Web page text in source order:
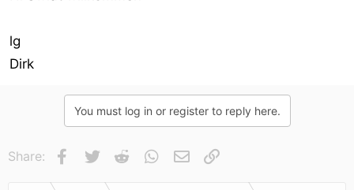
lg
Dirk
You must log in or register to reply here.
Share: Facebook
Twitter Reddit WhatsApp
E-Mail